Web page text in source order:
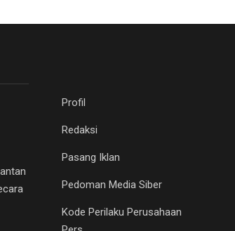
Profil
Redaksi
Pasang Iklan
Pedoman Media Siber
Kode Perilaku Perusahaan